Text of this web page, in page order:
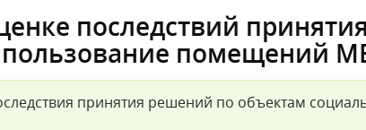
последствий
пользование помещений
принятия решений по объектам